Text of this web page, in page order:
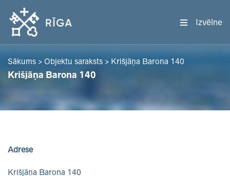
Izvēlne
Sākums > Objektu saraksts > Krišjāņa Barona 140
Krišjāņa Barona 140
Adrese
Krišjāņa Barona 140